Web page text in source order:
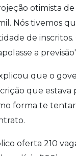
otimista
Nós tivemos
de
a
que o
que estava
forma te
oferta 210